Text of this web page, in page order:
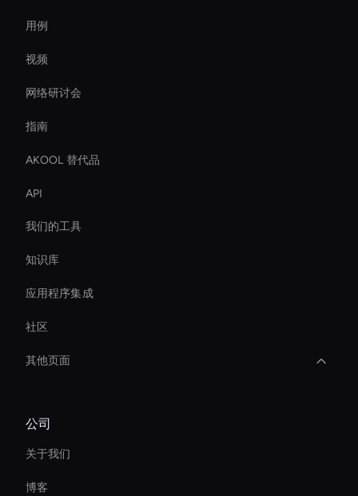
用例
视频
网络研讨会
指南
AKOOL 替代品
API
我们的工具
知识库
应用程序集成
社区
其他页面
Financial Services Ai Avatar
AI 视频模因生成器
AI 视频对象移除器
公司
关于我们
博客